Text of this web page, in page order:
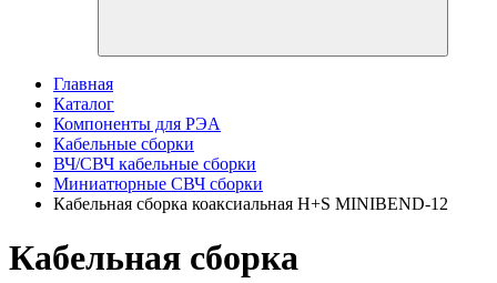
Главная
Каталог
Компоненты для РЭА
Кабельные сборки
ВЧ/СВЧ кабельные сборки
Миниатюрные СВЧ сборки
Кабельная сборка коаксиальная H+S MINIBEND-12
Кабельная сборка